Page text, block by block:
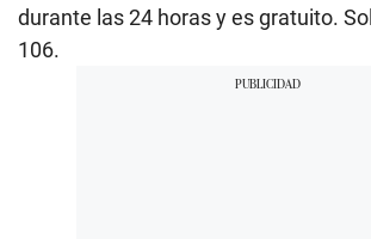
durante las 24 horas y es gratuito.
106.